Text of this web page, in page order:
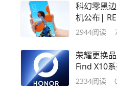
科幻零黑
机公布|
Max真机
2944阅读
荣耀更换
Find X10
料
2334阅读